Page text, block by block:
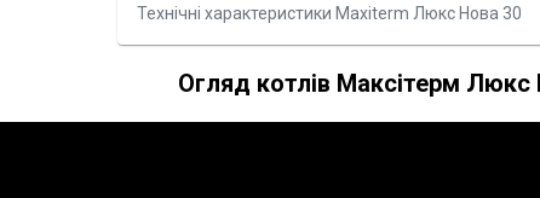
Технічні характеристики Maxiterm Люкс Нова 30
Огляд котлів Максітерм Люкс